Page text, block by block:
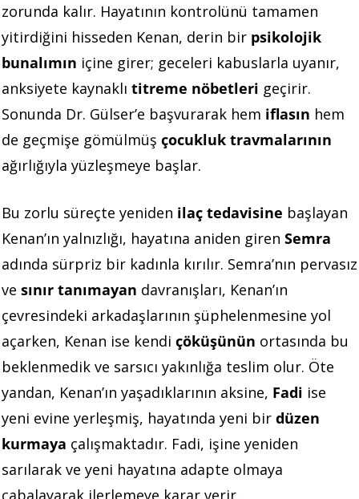
zorunda kalır. Hayatının kontrolünü tamamen
yitirdiğini hisseden Kenan, derin bir psikolojik
bunalımın içine girer; geceleri kabuslarla uyanır,
anksiyete kaynaklı titreme nöbetleri geçirir.
Sonunda Dr. Gülser’e başvurarak hem iflasın hem
de geçmişe gömülmüş çocukluk travmalarının
ağırlığıyla yüzleşmeye başlar.
Bu zorlu süreçte yeniden ilaç tedavisine başlayan
Kenan’ın yalnızlığı, hayatına aniden giren Semra
adında sürpriz bir kadınla kırılır. Semra’nın pervasız
ve sınır tanımayan davranışları, Kenan’ın
çevresindeki arkadaşlarının şüphelenmesine yol
açarken, Kenan ise kendi çöküşünün ortasında bu
beklenmedik ve sarsıcı yakınlığa teslim olur. Öte
yandan, Kenan’ın yaşadıklarının aksine, Fadi ise
yeni evine yerleşmiş, hayatında yeni bir düzen
kurmaya çalışmaktadır. Fadi, işine yeniden
sarılarak ve yeni hayatına adapte olmaya
çabalayarak ilerlemeye karar verir.